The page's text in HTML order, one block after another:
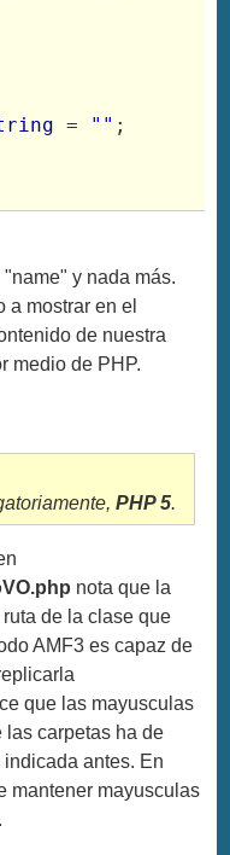
= "" ;
y nada más.
a mostrar en el
de nuestra
medio de PHP.
PHP 5.
nota que la
de la clase que
AMF3 es capaz de
que las mayusculas
las carpetas ha de
antes. En
mantener mayusculas